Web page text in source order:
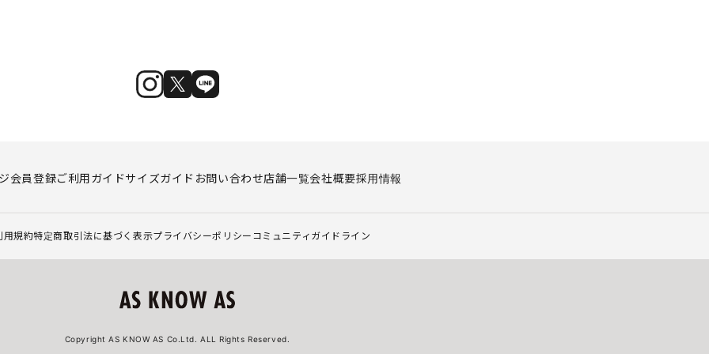
会員登録ご利用ガイドサイズガイド お問い合わせ店舗一覧会社概要採用情報
用規約特定商取引法に基づく表示プライバシーポリシー コミュニティガイドライン
Copyright AS KNOW AS Co.Ltd. ALL Rights Reserved.